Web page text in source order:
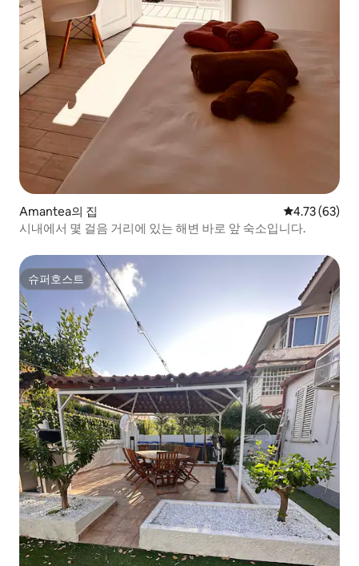
Amantea의 집 평점 4.73점
4.73 (63)
시내에서 몇 걸음 거리에 있는 해변 바로 앞 숙소입니다.
슈퍼호스트
슈퍼호스트